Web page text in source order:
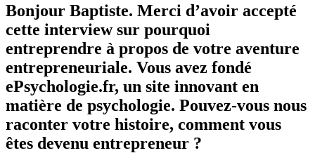
Bonjour Baptiste. Merci d’avoir accepté
cette interview sur pourquoi
entreprendre à propos de votre aventure
entrepreneuriale. Vous avez fondé
ePsychologie.fr, un site innovant en
matière de psychologie. Pouvez-vous nous
raconter votre histoire, comment vous
êtes devenu entrepreneur ?